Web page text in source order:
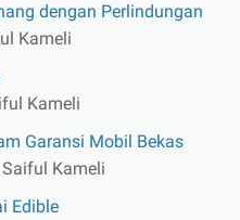
dengan Perlindungan
Kameli
Kameli
Garansi Mobil Bekas
Saiful Kameli
Edible